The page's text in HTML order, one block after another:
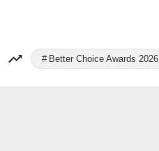
Better Choice Awards 2026